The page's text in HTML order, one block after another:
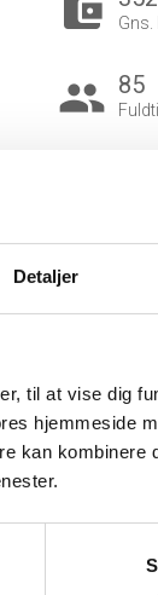
Detaljer
til at vise dig
hjemmeside
kan
account_balance_wallet
group 85
data.